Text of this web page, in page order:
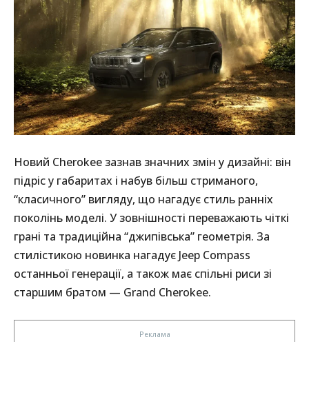
Новий Cherokee зазнав значних змін у дизайні: він
підріс у габаритах і набув більш стриманого,
“класичного” вигляду, що нагадує стиль ранніх
поколінь моделі. У зовнішності переважають чіткі
грані та традиційна “джипівська” геометрія. За
стилістикою новинка нагадує Jeep Compass
останньої генерації, а також має спільні риси зі
старшим братом — Grand Cherokee.